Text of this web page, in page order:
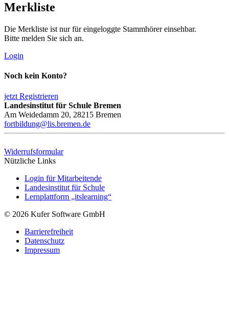
Merkliste
Die Merkliste ist nur für eingeloggte Stammhörer einsehbar.
Bitte melden Sie sich an.
Login
Noch kein Konto?
jetzt Registrieren
Landesinstitut für Schule Bremen
Am Weidedamm 20, 28215 Bremen
fortbildung@lis.bremen.de
Widerrufsformular
Nützliche Links
Login für Mitarbeitende
Landesinstitut für Schule
Lernplattform „itslearning“
© 2026 Kufer Software GmbH
Barrierefreiheit
Datenschutz
Impressum